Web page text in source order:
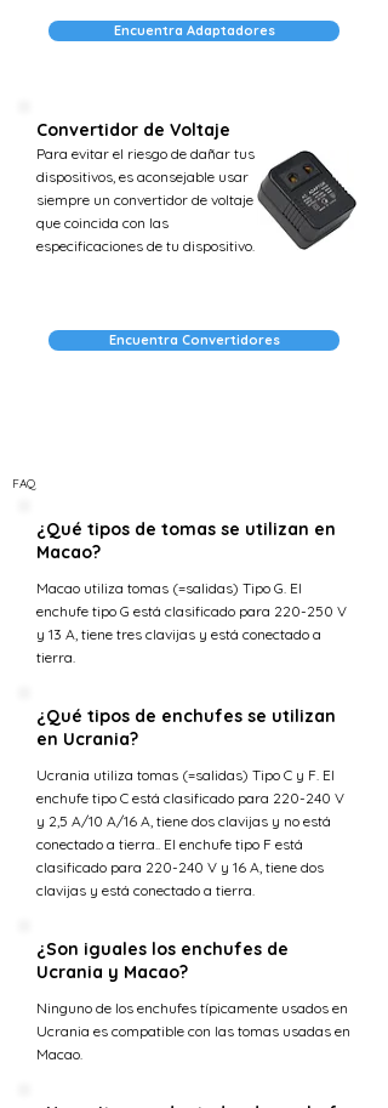
Encuentra Adaptadores
Convertidor de Voltaje
Para evitar el riesgo de dañar tus
dispositivos, es aconsejable usar
siempre un convertidor de voltaje
que coincida con las
especificaciones de tu dispositivo.
Encuentra Convertidores
FAQ
¿Qué tipos de tomas se utilizan en
Macao?
Macao utiliza tomas (=salidas) Tipo G. El
enchufe tipo G está clasificado para 220-250 V
y 13 A, tiene tres clavijas y está conectado a
tierra.
¿Qué tipos de enchufes se utilizan
en Ucrania?
Ucrania utiliza tomas (=salidas) Tipo C y F. El
enchufe tipo C está clasificado para 220-240 V
y 2,5 A/10 A/16 A, tiene dos clavijas y no está
conectado a tierra.. El enchufe tipo F está
clasificado para 220-240 V y 16 A, tiene dos
clavijas y está conectado a tierra.
¿Son iguales los enchufes de
Ucrania y Macao?
Ninguno de los enchufes típicamente usados en
Ucrania es compatible con las tomas usadas en
Macao.